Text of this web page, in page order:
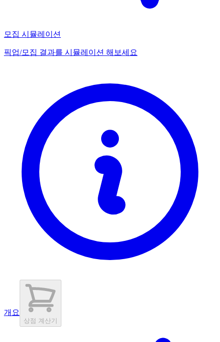
모집 시뮬레이션
픽업/모집 결과를 시뮬레이션 해보세요
개요
상점 계산기